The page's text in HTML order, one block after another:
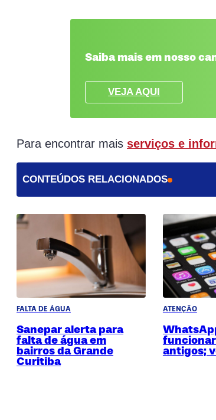
Saiba mais em nosso
VEJA AQUI
Para encontrar mais serviços e
CONTEÚDOS RELACIONADOS
FALTA DE ÁGUA
Sanepar alerta para
falta de água em
bairros da Grande
Curitiba
ATENÇÃO
antigos;